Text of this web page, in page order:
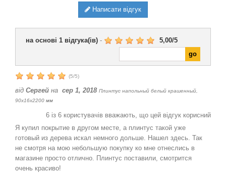
Написати відгук
на основі 1 відгука(ів) - 5,00/5
(5/5)
від Сергей на сер 1, 2018 Плинтус напольный белый крашенный,
90х16х2200 мм
6 із 6 користувачів вважають, що цей відгук корисний
Я купил покрытие в другом месте, а плинтус такой уже
готовый из дерева искал немного дольше. Нашел здесь. Так
не смотря на мою небольшую покупку ко мне отнеслись в
магазине просто отлично. Плинтус поставили, смотрится
очень красиво!